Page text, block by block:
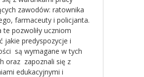
zawodów: ratownika
farmaceuty i policjanta.
te pozwoliły uczniom
jakie predyspozycje i
są wymagane w tych
oraz zapoznali się z
edukacyjnymi i